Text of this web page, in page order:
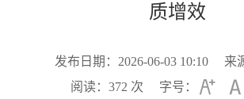
质增效
发布日期：2026-06-03 10:10
来
阅读： 372 次 字号：